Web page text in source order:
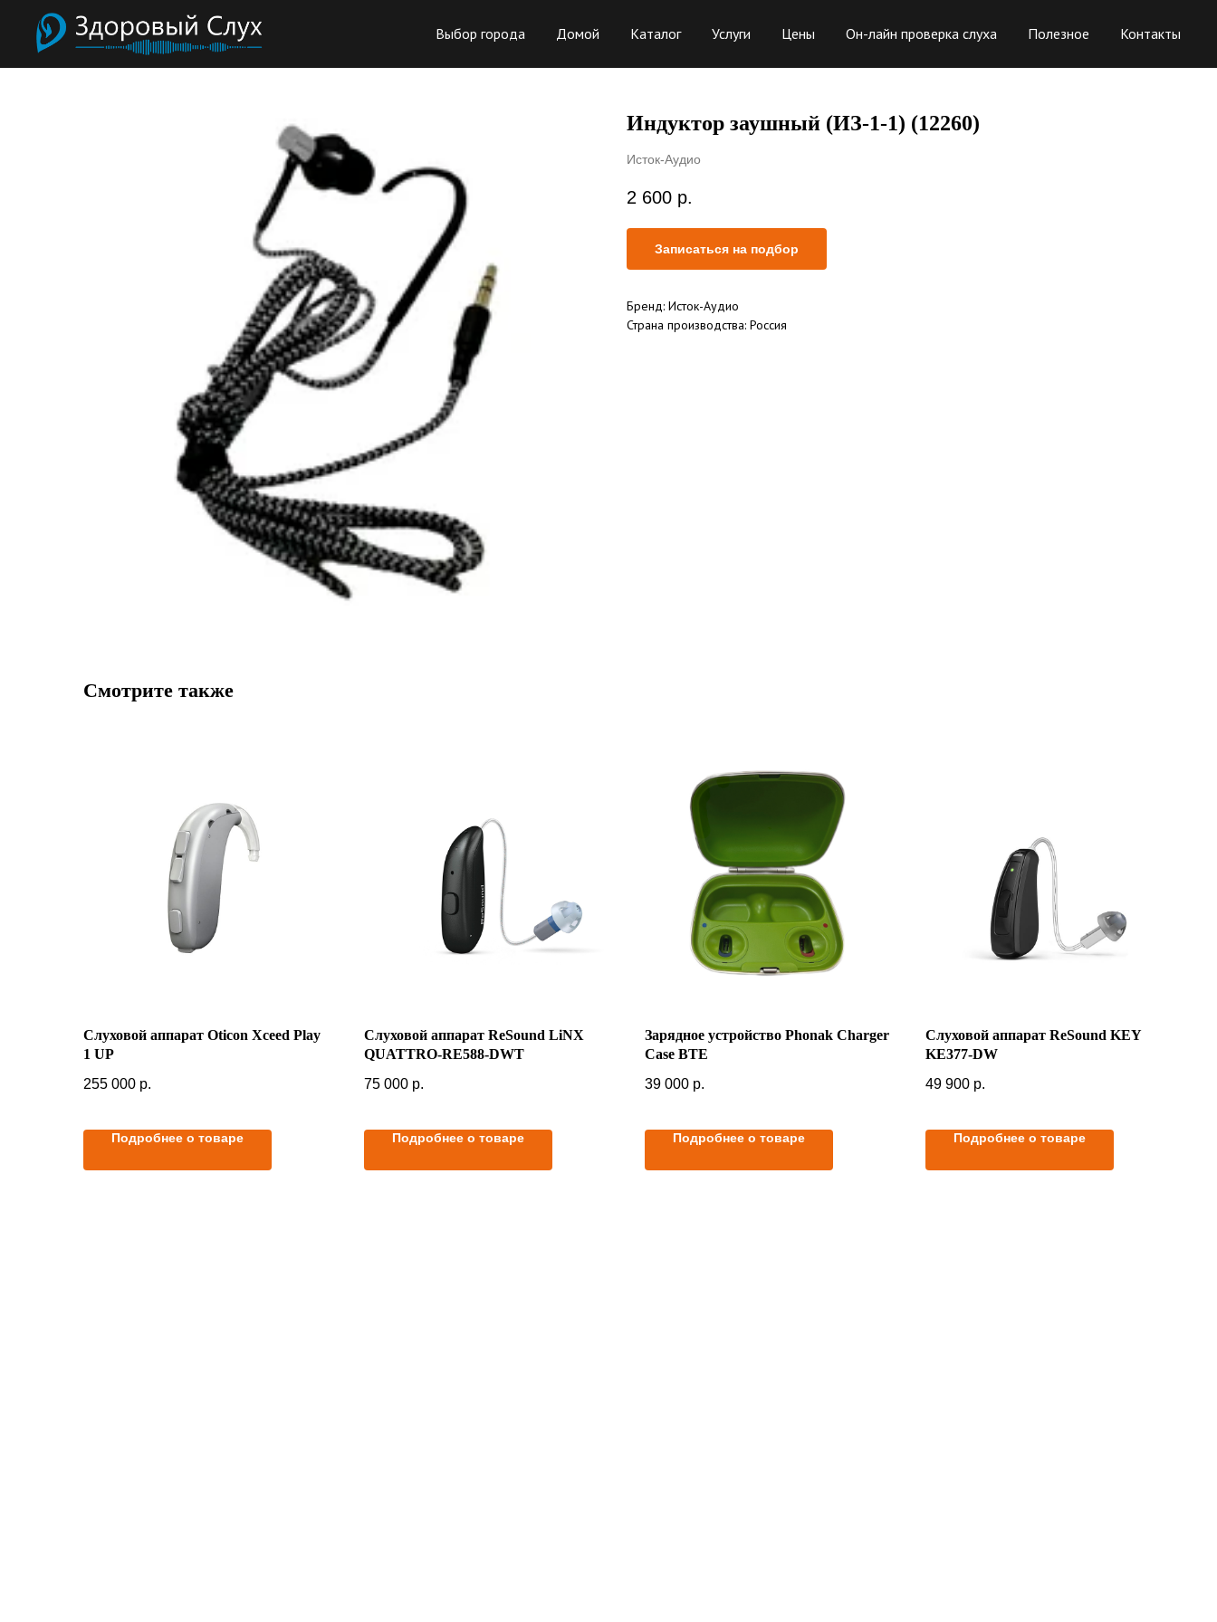
Выбор города Домой Каталог Услуги Цены Он-лайн проверка слуха Полезное Контакты
Индуктор заушный (ИЗ-1-1) (12260)
Исток-Аудио
2 600 р.
Записаться на подбор
Бренд: Исток-Аудио
Страна производства: Россия
Смотрите также
Слуховой аппарат Oticon Xceed Play
1 UP
255 000 р.
Подробнее о товаре
Слуховой аппарат ReSound LiNX
QUATTRO-RE588-DWT
75 000 р.
Подробнее о товаре
Зарядное устройство Phonak Charger
Case BTE
39 000 р.
Подробнее о товаре
Слуховой аппарат ReSound KEY
KE377-DW
49 900 р.
Подробнее о товаре